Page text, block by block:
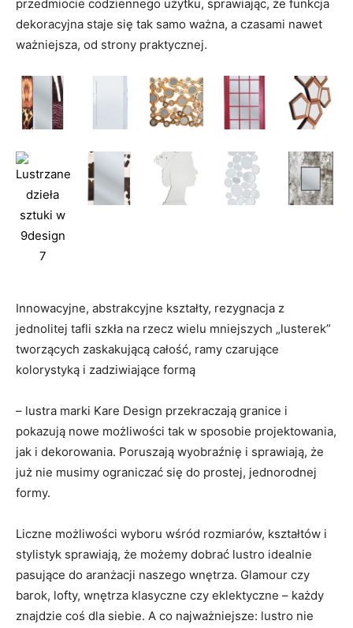
przedmiocie codziennego użytku, sprawiając, że funkcja
dekoracyjna staje się tak samo ważna, a czasami nawet
ważniejsza, od strony praktycznej.
Innowacyjne, abstrakcyjne kształty, rezygnacja z
jednolitej tafli szkła na rzecz wielu mniejszych „lusterek”
tworzących zaskakującą całość, ramy czarujące
kolorystyką i zadziwiające formą
– lustra marki Kare Design przekraczają granice i
pokazują nowe możliwości tak w sposobie projektowania,
jak i dekorowania. Poruszają wyobraźnię i sprawiają, że
już nie musimy ograniczać się do prostej, jednorodnej
formy.
Liczne możliwości wyboru wśród rozmiarów, kształtów i
stylistyk sprawiają, że możemy dobrać lustro idealnie
pasujące do aranżacji naszego wnętrza. Glamour czy
barok, lofty, wnętrza klasyczne czy eklektyczne – każdy
znajdzie coś dla siebie. A co najważniejsze: lustro nie